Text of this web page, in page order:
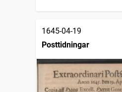
1645-04-19
Posttidningar